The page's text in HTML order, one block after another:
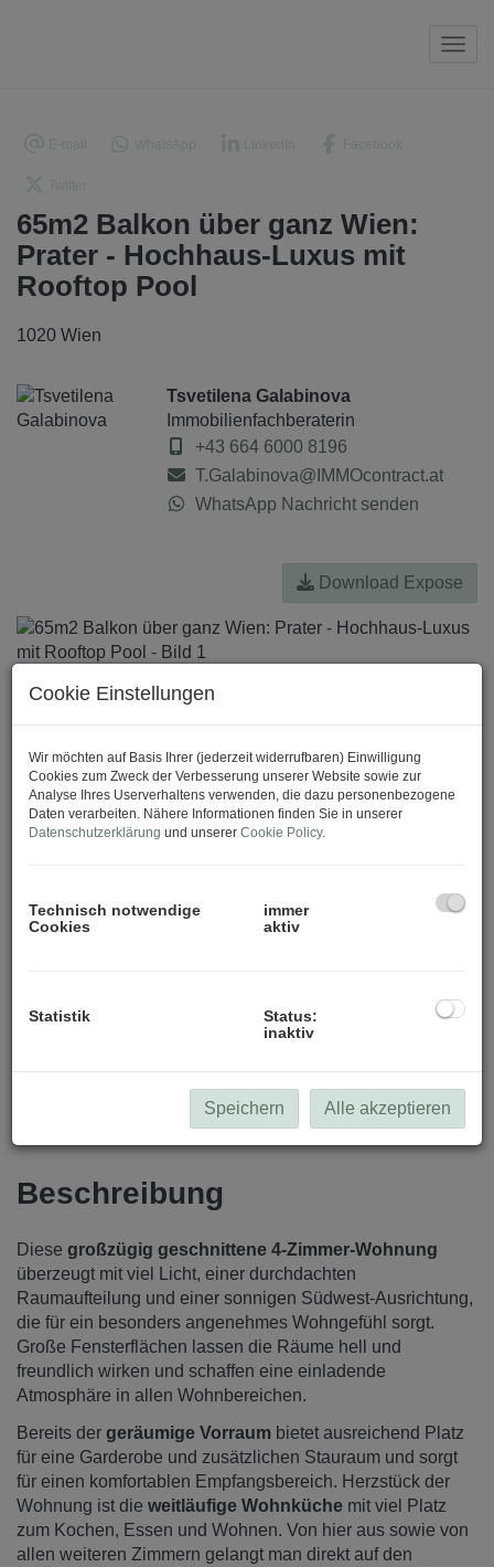
65m2 Balkon über ganz Wien:
Prater - Hochhaus-Luxus mit
Rooftop Pool
1020 Wien
Tsvetilena Galabinova
Immobilienfachberaterin
+43 664 6000 8196
T.Galabinova@IMMOcontract.at
WhatsApp Nachricht senden
Download Expose
Beschreibung
Diese großzügig geschnittene 4-Zimmer-Wohnung
überzeugt mit viel Licht, einer durchdachten
Raumaufteilung und einer sonnigen Südwest-Ausrichtung,
die für ein besonders angenehmes Wohngefühl sorgt.
Große Fensterflächen lassen die Räume hell und
freundlich wirken und schaffen eine einladende
Atmosphäre in allen Wohnbereichen.
Bereits der geräumige Vorraum bietet ausreichend Platz
für eine Garderobe und zusätzlichen Stauraum und sorgt
für einen komfortablen Empfangsbereich. Herzstück der
Wohnung ist die weitläufige Wohnküche mit viel Platz
zum Kochen, Essen und Wohnen. Von hier aus sowie von
allen weiteren Zimmern gelangt man direkt auf den
Cookie Einstellungen
Wir möchten auf Basis Ihrer (jederzeit widerrufbaren) Einwilligung
Cookies zum Zweck der Verbesserung unserer Website sowie zur
Analyse Ihres Userverhaltens verwenden, die dazu personenbezogene
Daten verarbeiten. Nähere Informationen finden Sie in unserer
Datenschutzerklärung und unserer Cookie Policy.
Technisch notwendige
Cookies
immer
aktiv
Statistik
Status:
inaktiv
Speichern Alle akzeptieren